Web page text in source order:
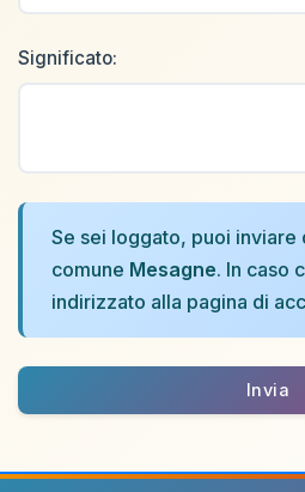
Significato:
Se sei loggato, puoi inviare
comune Mesagne. In caso
indirizzato alla pagina di
Invia